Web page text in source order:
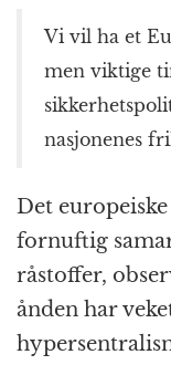
Vi vil ha et
men viktige
nasjonenes
Det
fornuftig
råstoffer,
ånden har